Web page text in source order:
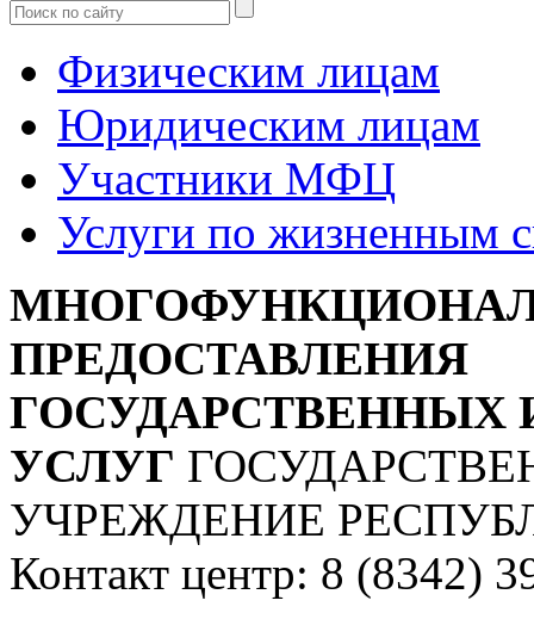
Физическим лицам
Юридическим лицам
Участники МФЦ
Услуги по жизненным
ПРЕДОСТАВЛЕНИЯ
УСЛУГ
УЧРЕЖДЕНИЕ
Контакт центр: 8 (8342)